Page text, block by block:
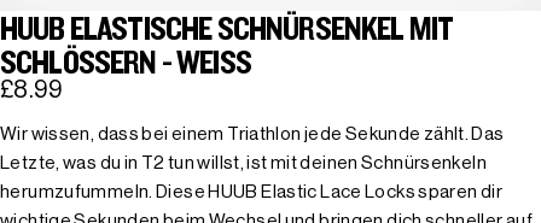
HUUB ELASTISCHE SCHNÜRSENKEL MIT
SCHLÖSSERN - WEISS
£8.99
Wir wissen, dass bei einem Triathlon jede Sekunde zählt. Das
Letzte, was du in T2 tun willst, ist mit deinen Schnürsenkeln
herumzufummeln. Diese HUUB Elastic Lace Locks sparen dir